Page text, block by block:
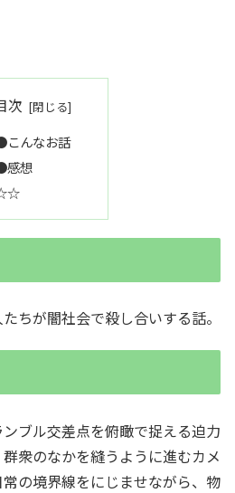
次
んなお話
感想
ちが闇社会で殺し合いする話。
ブル交差点を俯瞰で捉える迫力
衆のなかを縫うように進むカメ
の境界線をにじませながら、物